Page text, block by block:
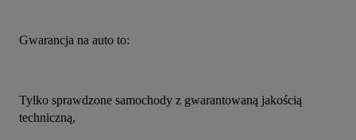
Gwarancja na auto to:
Tylko sprawdzone samochody z gwarantowaną jakością
techniczną,